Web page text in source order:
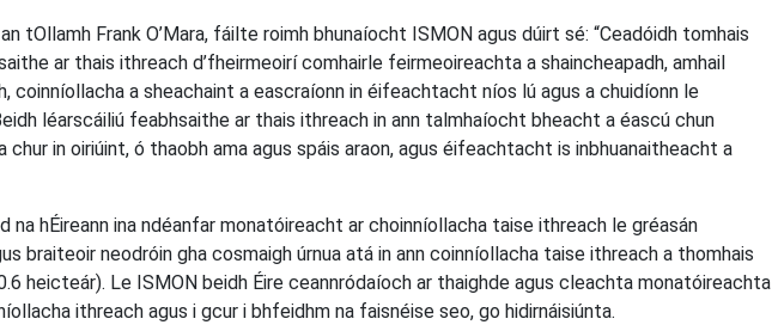
tOllamh Frank O’Mara, fáilte roimh bhunaíocht ISMON agus dúirt sé: “Ceadóidh tomhais
ar thais ithreach d’fheirmeoirí comhairle feirmeoireachta a shaincheapadh, amhail
coinníollacha a sheachaint a eascraíonn in éifeachtacht níos lú agus a chuidíonn le
léarscáiliú feabhsaithe ar thais ithreach in ann talmhaíocht bheacht a éascú chun
in oiriúint, ó thaobh ama agus spáis araon, agus éifeachtacht is inbhuanaitheacht a
na hÉireann ina ndéanfar monatóireacht ar choinníollacha taise ithreach le gréasán
braiteoir neodróin gha cosmaigh úrnua atá in ann coinníollacha taise ithreach a thomhais
heicteár). Le ISMON beidh Éire ceannródaíoch ar thaighde agus cleachta monatóireachta
ithreach agus i gcur i bhfeidhm na faisnéise seo, go hidirnáisiúnta.